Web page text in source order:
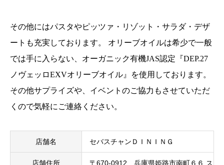
その他にはパスタやピッツァ・リゾット・サラダ・デザ
ートも充実しております。 オリーブオイルは希少で一般
では手に入らない、オーガニック有機JAS認定『DEP.27
ノヴェッロEXVオリーブオイル』を使用しております。
その他サプライズや、イベントのご協力もさせていただ
くので気軽にご連絡ください。
店舗名 セバスチャンＤＩＮＩＮＧ
店舗住所 〒670-0912 兵庫県姫路市南町６６ スマ